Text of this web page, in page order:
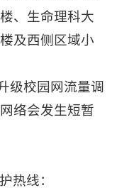
、生命理科大
及西侧区域小
级校园网流量调
络会发生短暂
热线：